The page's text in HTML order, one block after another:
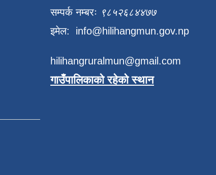
सम्पर्क नम्बरः ९८५२६८४४७७
इमेल: info@hilihangmun.gov.np
hilihangruralmun@gmail.com
गाउँपालिकाको रहेको स्थान